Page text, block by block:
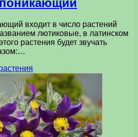
входит в число растений
лютиковые, в латинском
растения будет звучать